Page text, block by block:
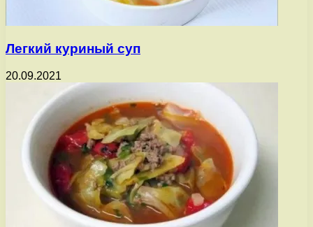
Легкий куриный суп
20.09.2021